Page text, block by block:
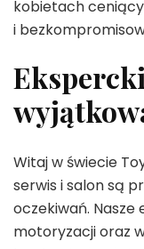
kobietach
i
Witaj w świecie
serwis i salon są
oczekiwań.
motoryzacji oraz